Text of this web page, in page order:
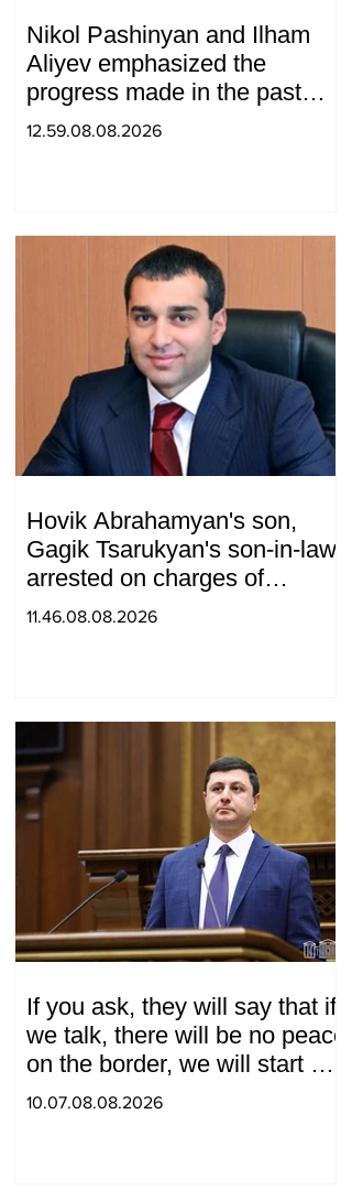
Nikol Pashinyan and Ilham
Aliyev emphasized the
progress made in the past
year in the normalization of
12.59.08.08.2026
Hovik Abrahamyan's son,
Gagik Tsarukyan's son-in-law,
arrested on charges of
ordering murder
11.46.08.08.2026
If you ask, they will say that if
we talk, there will be no peace
on the border, we will start a
war and other nonsense.
10.07.08.08.2026